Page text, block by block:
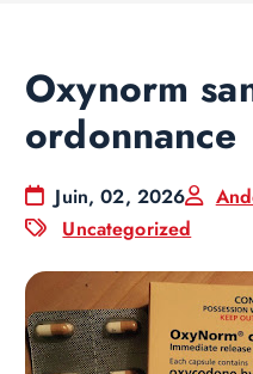
Oxynorm
ordonnance
Juin, 02, 2026
Uncategorized